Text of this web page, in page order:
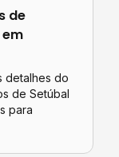
de
em
detalhes do
de Setúbal
para